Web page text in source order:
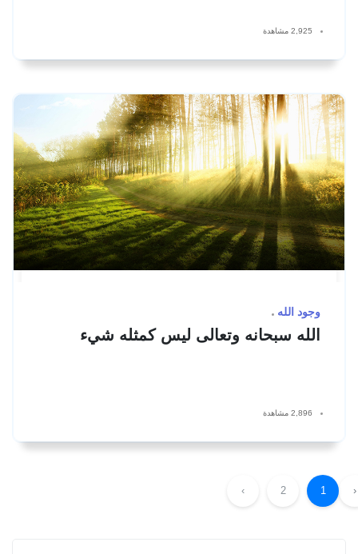
2,925 مشاهدة
وجود الله
الله سبحانه وتعالى ليس كمثله شيء
2,896 مشاهدة
‹
1
2
›